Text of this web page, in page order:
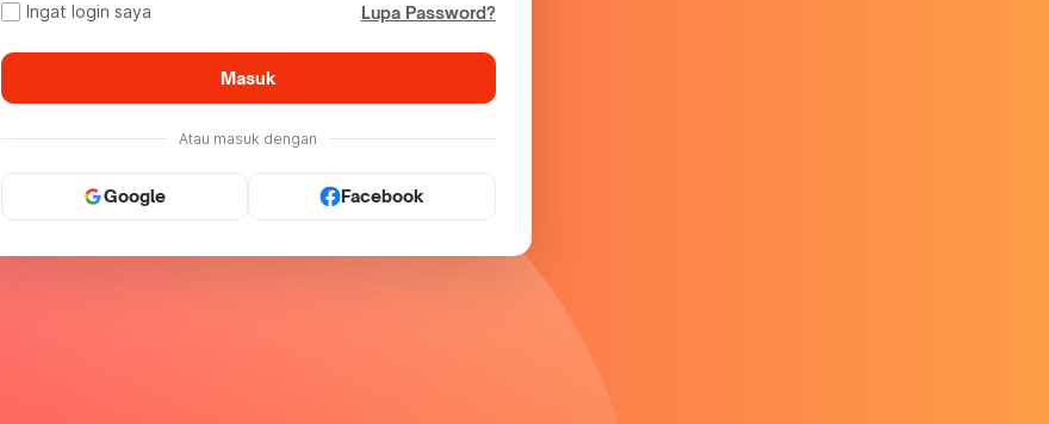
Ingat login saya Lupa Password?
Masuk
Atau masuk dengan
Google Facebook